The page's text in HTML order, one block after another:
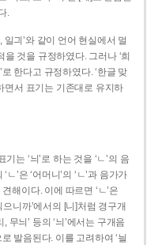
.
일긔’와 같이 언어 현실에서 멀
을 것을 규정하였다. 그러나 ‘희
로 한다고 규정하였다. ‘한글 맞
면서 표기는 기존대로 유지하
기는 ‘늬’로 하는 것을 ‘ㄴ’의 음
’은 ‘어머니’의 ‘ㄴ’과 음가가
해이다. 이에 따르면 ‘ㄴ’은
으니까’에서의 [니]처럼 경구개
무늬’ 등의 ‘늬’에서는 구개음
발음된다. 이를 고려하여 ‘늴